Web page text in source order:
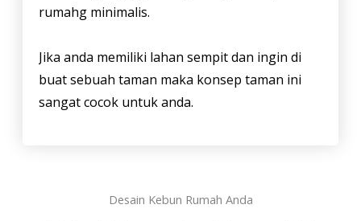
rumahg minimalis.
Jika anda memiliki lahan sempit dan ingin di
buat sebuah taman maka konsep taman ini
sangat cocok untuk anda.
Desain Kebun Rumah Anda